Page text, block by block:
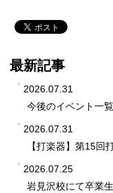
最新記事
2026.07.31
今後のイベント一
2026.07.31
【打楽器】第15回
2026.07.25
岩見沢校にて卒業